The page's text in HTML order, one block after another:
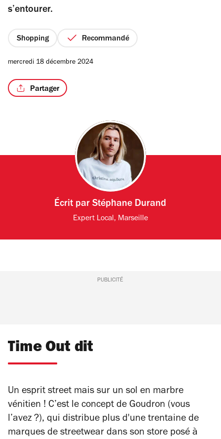
étoiles
s’entourer.
Shopping Recommandé
mercredi 18 décembre 2024
Partager
Écrit parStéphane Durand
Expert Local, Marseille
PUBLICITÉ
Time Out dit
Un esprit street mais sur un sol en marbre
vénitien ! C’est le concept de Goudron (vous
l’avez ?), qui distribue plus d'une trentaine de
marques de streetwear dans son store posé à